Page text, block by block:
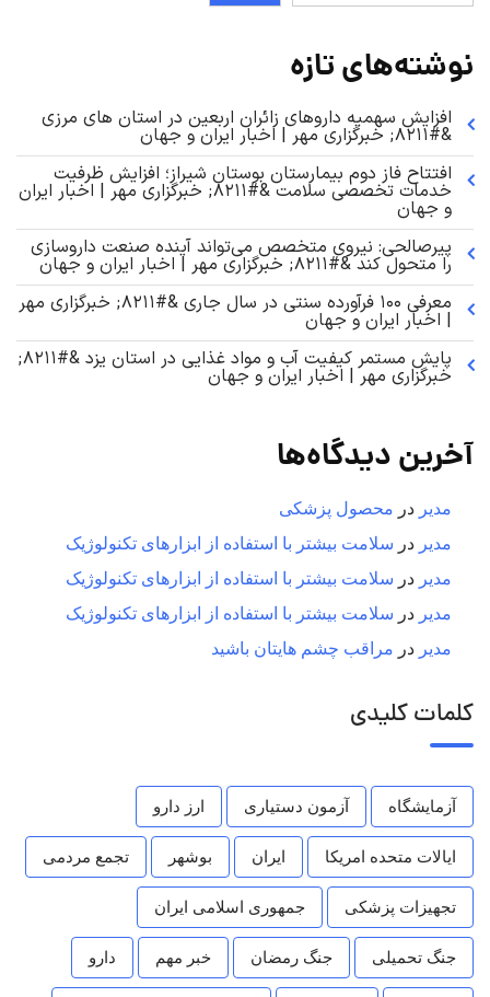
نوشته‌های تازه
افزایش سهمیه داروهای زائران اربعین در استان های مرزی
&#۸۲۱۱; خبرگزاری مهر | اخبار ایران و جهان
افتتاح فاز دوم بیمارستان بوستان شیراز؛ افزایش ظرفیت
خدمات تخصصی سلامت &#۸۲۱۱; خبرگزاری مهر | اخبار ایران
و جهان
پیرصالحی: نیروی متخصص می‌تواند آینده صنعت داروسازی
را متحول کند &#۸۲۱۱; خبرگزاری مهر | اخبار ایران و جهان
معرفی ۱۰۰ فرآورده سنتی در سال جاری &#۸۲۱۱; خبرگزاری مهر
| اخبار ایران و جهان
پایش مستمر کیفیت آب و مواد غذایی در استان یزد &#۸۲۱۱;
خبرگزاری مهر | اخبار ایران و جهان
آخرین دیدگاه‌ها
مدیر در محصول پزشکی
مدیر در سلامت بیشتر با استفاده از ابزارهای تکنولوژیک
مدیر در سلامت بیشتر با استفاده از ابزارهای تکنولوژیک
مدیر در سلامت بیشتر با استفاده از ابزارهای تکنولوژیک
مدیر در مراقب چشم هایتان باشید
کلمات کلیدی
آزمایشگاه آزمون دستیاری ارز دارو
ایالات متحده امریکا ایران بوشهر تجمع مردمی
تجهیزات پزشکی جمهوری اسلامی ایران
جنگ تحمیلی جنگ رمضان خبر مهم دارو